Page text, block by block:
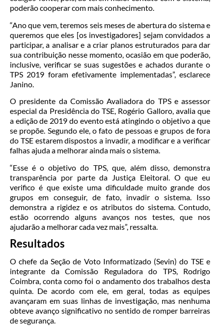
poderão cooperar com mais conhecimento.
“Ano que vem, teremos seis meses de abertura do sistema e
queremos que eles [os investigadores] sejam convidados a
participar, a analisar e a criar planos estruturados para dar
sua contribuição nesse momento, ocasião em que poderão,
inclusive, verificar se suas sugestões e achados durante o
TPS 2019 foram efetivamente implementadas”, esclarece
Janino.
O presidente da Comissão Avaliadora do TPS e assessor
especial da Presidência do TSE, Rogério Galloro, avalia que
a edição de 2019 do evento está atingindo o objetivo a que
se propõe. Segundo ele, o fato de pessoas e grupos de fora
do TSE estarem dispostos a invadir, a modificar e a verificar
falhas ajuda a melhorar ainda mais o sistema.
“Esse é o objetivo do TPS, que, além disso, demonstra
transparência por parte da Justiça Eleitoral. O que eu
verifico é que existe uma dificuldade muito grande dos
grupos em conseguir, de fato, invadir o sistema. Isso
demonstra a rigidez e os atributos do sistema. Contudo,
estão ocorrendo alguns avanços nos testes, que nos
ajudarão a melhorar cada vez mais”, ressalta.
Resultados
O chefe da Seção de Voto Informatizado (Sevin) do TSE e
integrante da Comissão Reguladora do TPS, Rodrigo
Coimbra, conta como foi o andamento dos trabalhos desta
quinta. De acordo com ele, em geral, todas as equipes
avançaram em suas linhas de investigação, mas nenhuma
obteve avanço significativo no sentido de romper barreiras
de segurança.